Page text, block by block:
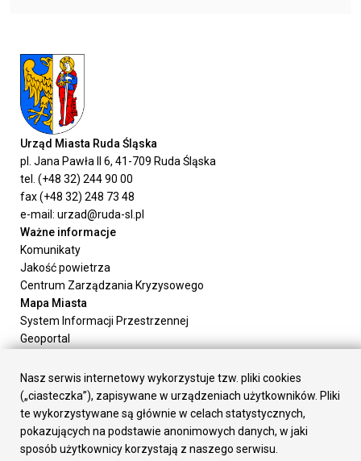
Urząd Miasta Ruda Śląska
pl. Jana Pawła II 6, 41-709 Ruda Śląska
tel. (+48 32) 244 90 00
fax (+48 32) 248 73 48
e-mail: urzad@ruda-sl.pl
Ważne informacje
Komunikaty
Jakość powietrza
Centrum Zarządzania Kryzysowego
Mapa Miasta
System Informacji Przestrzennej
Geoportal
Załatw sprawę
Prezydent Miasta
Rada Miasta
Wydziały
Elektroniczna Skrzynka Podawcza
Nasz serwis internetowy wykorzystuje tzw. pliki cookies
(„ciasteczka”), zapisywane w urządzeniach użytkowników. Pliki
te wykorzystywane są głównie w celach statystycznych,
pokazujących na podstawie anonimowych danych, w jaki
sposób użytkownicy korzystają z naszego serwisu.